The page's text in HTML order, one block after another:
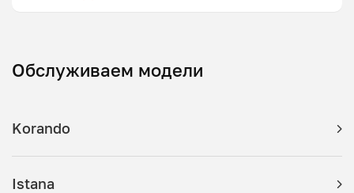
Обслуживаем модели
Korando
Istana